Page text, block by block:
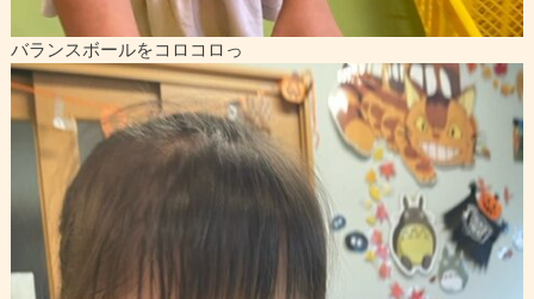
バランスボールをコロコロっ